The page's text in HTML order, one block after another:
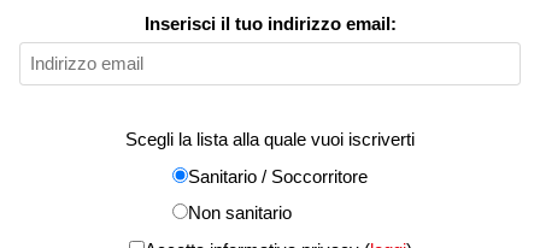
Inserisci il tuo indirizzo email:
Scegli la lista alla quale vuoi iscriverti
Sanitario / Soccorritore
Non sanitario